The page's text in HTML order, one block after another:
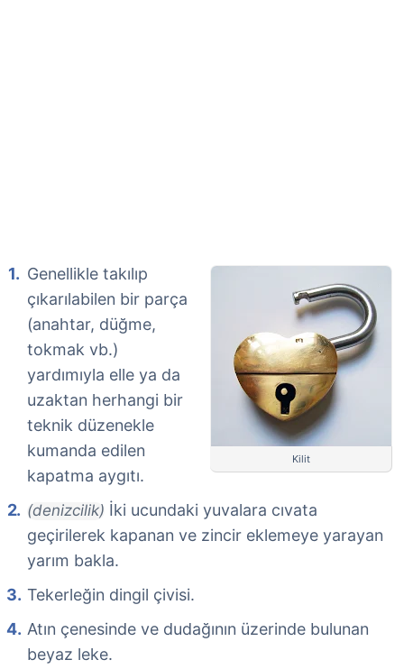
Kilit
Genellikle takılıp
çıkarılabilen bir parça
(anahtar, düğme,
tokmak vb.)
yardımıyla elle ya da
uzaktan herhangi bir
teknik düzenekle
kumanda edilen
kapatma aygıtı.
(denizcilik) İki ucundaki yuvalara cıvata
geçirilerek kapanan ve zincir eklemeye yarayan
yarım bakla.
Tekerleğin dingil çivisi.
Atın çenesinde ve dudağının üzerinde bulunan
beyaz leke.